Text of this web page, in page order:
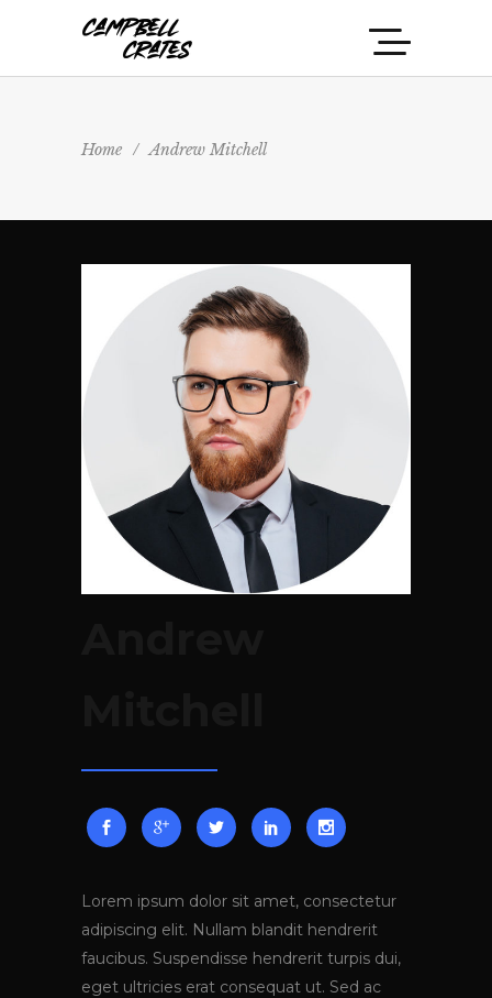
Home / Andrew Mitchell
Lorem ipsum dolor sit amet, consectetur
adipiscing elit. Nullam blandit hendrerit
faucibus. Suspendisse hendrerit turpis dui,
eget ultricies erat consequat ut. Sed ac